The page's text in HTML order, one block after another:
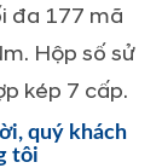
đa 177 mã
Hộp số sử
kép 7 cấp.
quý khách
tôi